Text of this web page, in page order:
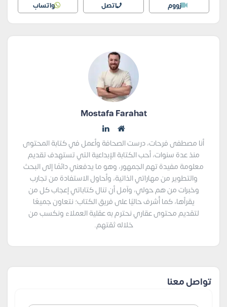
زووم اتصل واتساب
Mostafa Farahat
أنا مصطفى فرحات، درست الصحافة وأعمل في كتابة المحتوى
منذ عدة سنوات، أحب الكتابة الإبداعية التي تستهدف تقديم
معلومة مفيدة تهم الجمهور، وهو ما يدفعني دائمًا إلى البحث
والتطوير من مهاراتي الذاتية، وأحاول الاستفادة من تجارب
وخبرات من هم حولي، وآمل أن تنال كتاباتي إعجاب كل من
يقرأها، كما أُشرف حاليًا على فريق الكتاب؛ نتعاون جميعًا
لتقديم محتوى عقاري نحترم به عقلية العملاء ونكسب من
خلاله ثقتهم.
تواصل معنا